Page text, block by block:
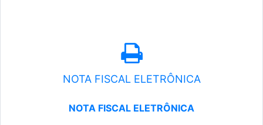
NOTA FISCAL ELETRÔNICA
NOTA FISCAL ELETRÔNICA